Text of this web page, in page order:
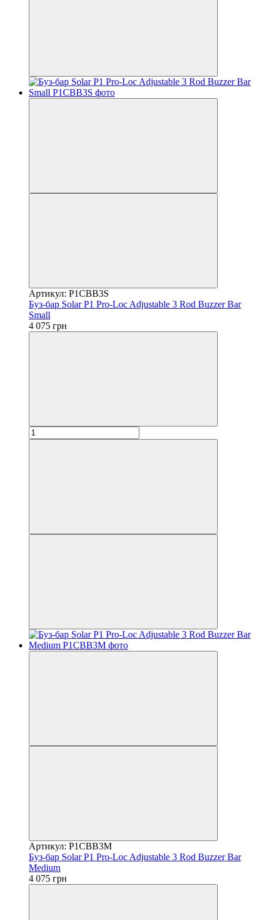
Артикул: P1CBB3S
Буз-бар Solar P1 Pro-Loc Adjustable 3 Rod Buzzer Bar
Small
4 075 грн
Артикул: P1CBB3M
Буз-бар Solar P1 Pro-Loc Adjustable 3 Rod Buzzer Bar
Medium
4 075 грн